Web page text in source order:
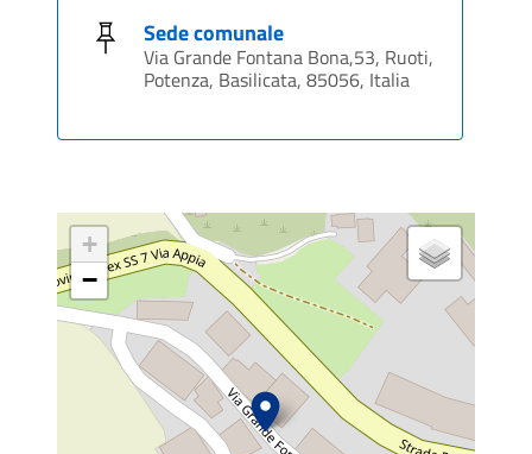
Sede comunale
Via Grande Fontana Bona,53, Ruoti,
Potenza, Basilicata, 85056, Italia
+
−